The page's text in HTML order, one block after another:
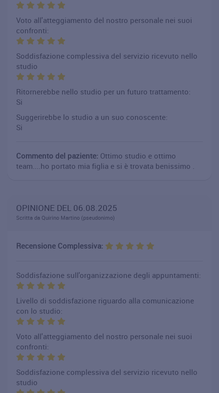
Voto all'atteggiamento del nostro personale nei suoi
confronti:
Soddisfazione complessiva del servizio ricevuto nello
studio
Ritornerebbe nello studio per un futuro trattamento:
Si
Suggerirebbe lo studio a un suo conoscente:
Si
Commento del paziente: Ottimo studio e ottimo
team....ho portato mia figlia e si è trovata benissimo .
OPINIONE DEL 06.08.2025
Scritta da Quirino Martino (pseudonimo)
Recensione Complessiva:
Soddisfazione sull'organizzazione degli appuntamenti:
Livello di soddisfazione riguardo alla comunicazione
con lo studio:
Voto all'atteggiamento del nostro personale nei suoi
confronti:
Soddisfazione complessiva del servizio ricevuto nello
studio